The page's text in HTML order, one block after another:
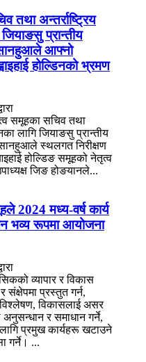
तथा अन्तर्राष्ट्रिय
जियाङसु प्रान्तीय
सानहुआले आफ्नो
होल्डिनको भ्रमण
समूहका सचिव तथा
लागि जियाङसु प्रान्तीय
स्थलगत निरीक्षण
होल्डिङ समूहको नेतृत्व
जिङ होङयानले...
2024 मध्य-वर्ष कार्य
भव्य रूपमा आयोजना
व्यापार र विकास
संक्षेपमा प्रस्तुत गर्न,
विकासलाई असर
र समाधान गर्ने,
प्रमुख कार्यहरू खटाउने
गर्ने। ...